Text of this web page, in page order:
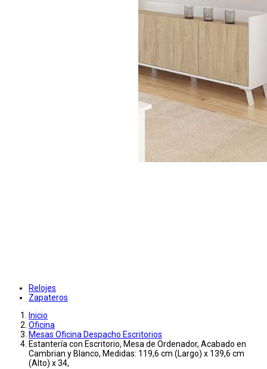
Relojes
Zapateros
Inicio
Oficina
Mesas Oficina Despacho Escritorios
Estantería con Escritorio, Mesa de Ordenador, Acabado en
Cambrian y Blanco, Medidas: 119,6 cm (Largo) x 139,6 cm
(Alto) x 34,